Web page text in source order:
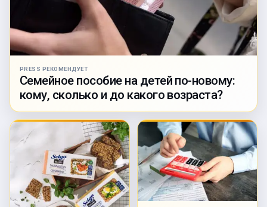
PRESS РЕКОМЕНДУЕТ
Семейное пособие на детей по-новому:
кому, сколько и до какого возраста?